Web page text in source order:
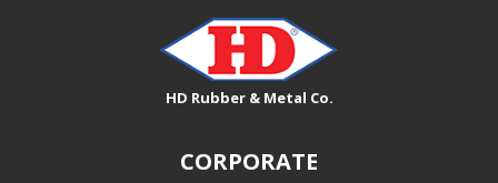
HD Rubber & Metal Co.
CORPORATE